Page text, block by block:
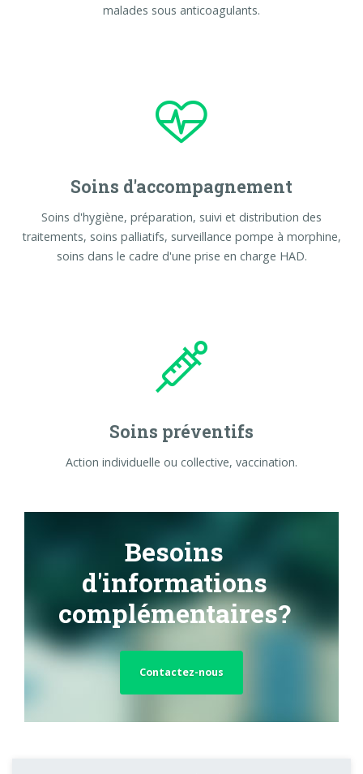
malades sous anticoagulants.
Soins d'accompagnement
Soins d'hygiène, préparation, suivi et distribution des
traitements, soins palliatifs, surveillance pompe à morphine,
soins dans le cadre d'une prise en charge HAD.
Soins préventifs
Action individuelle ou collective, vaccination.
Besoins
d'informations
complémentaires?
Contactez-nous